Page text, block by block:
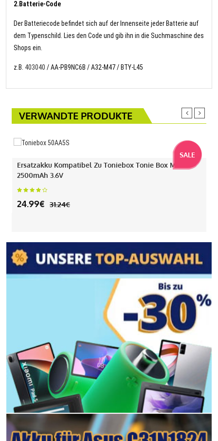
2.Batterie-Code
Der Batteriecode befindet sich auf der Innenseite jeder Batterie auf
dem Typenschild. Lies den Code und gib ihn in die Suchmaschine des
Shops ein.
z.B. 403040 / AA-PB9NC6B / A32-M47 / BTY-L45
VERWANDTE PRODUKTE
SALE
Ersatzakku Kompatibel Zu Toniebox Tonie Box Mit
2500mAh 3.6V
24.99€ 31.24€